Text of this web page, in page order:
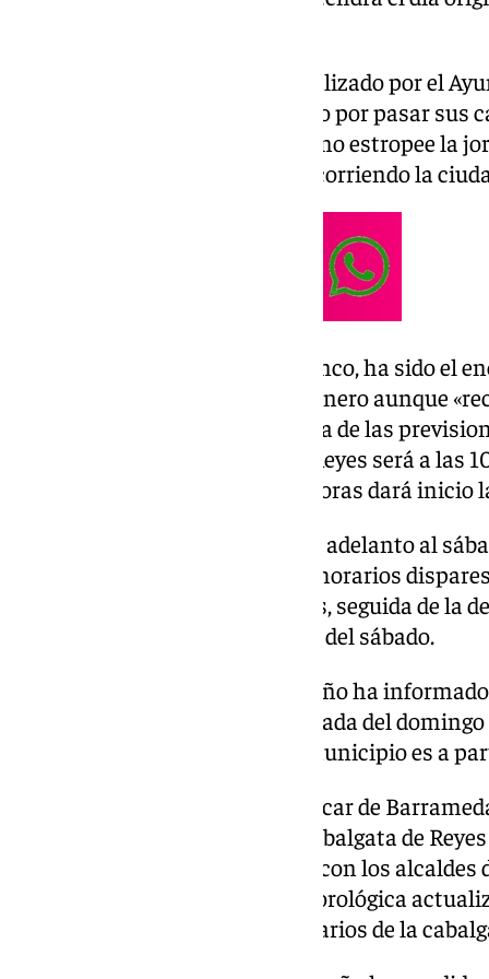
Estos anuncios se suman al realizado por el
Barrios que también han optado por pasar sus
para que la previsión de lluvias no estropee la
disfrutar de los Reyes Magos recorriendo la
El alcalde de La Línea, Juan Franco, ha sido el
mantiene la cabalgata del 5 de enero aunque
Majestades de Oriente «a la vista de las
el día 5». Así, la recepción a los Reyes será a
Herrera y a partir de las 12,00 horas dará inicio
Donde sí se ha confirmado ya el adelanto al
Arcos y Los Barrios, aunque en horarios
que saldrá desde las 12,00 horas, seguida de la
de Los Barrios a las 18,00 horas del sábado.
Además, el Ayuntamiento barreño ha
latas se mantendrá para la jornada del
la previsión de lluvias en este municipio es a
En otros puntos como en Sanlúcar de
trabajando para organizar la Cabalgata de
posible», y que en coordinación con los
revisando la información meteorológica
cambios en las fechas o los horarios de la